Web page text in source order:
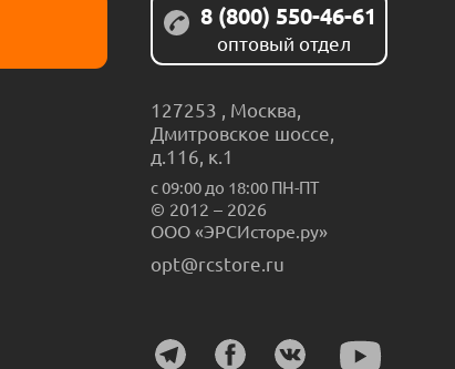
8 (800) 550-46-61
оптовый отдел
127253 , Москва,
Дмитровское шоссе,
д.116, к.1
с 09:00 до 18:00 ПН-ПТ
© 2012 – 2026
ООО «ЭРСИсторе.ру»
opt@rcstore.ru